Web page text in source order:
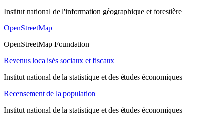
Institut national de l'information géographique et forestière
OpenStreetMap
OpenStreetMap Foundation
Revenus localisés sociaux et fiscaux
Institut national de la statistique et des études économiques
Recensement de la population
Institut national de la statistique et des études économiques